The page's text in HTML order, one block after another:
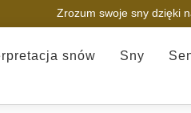
Zrozum swoje sny dzięki
snów Sny